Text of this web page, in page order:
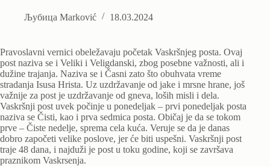
Љубица Marković 18.03.2024
Pravoslavni vernici obeležavaju početak Vaskršnjeg posta. Ovaj
post naziva se i Veliki i Veligdanski, zbog posebne važnosti, ali i
dužine trajanja. Naziva se i Časni zato što obuhvata vreme
stradanja Isusa Hrista. Uz uzdržavanje od jake i mrsne hrane, još
važnije za post je uzdržavanje od gneva, loših misli i dela.
Vaskršnji post uvek počinje u ponedeljak – prvi ponedeljak posta
naziva se Čisti, kao i prva sedmica posta. Običaj je da se tokom
prve – Čiste nedelje, sprema cela kuća. Veruje se da je danas
dobro započeti velike poslove, jer će biti uspešni. Vaskršnji post
traje 48 dana, i najduži je post u toku godine, koji se završava
praznikom Vaskrsenja.